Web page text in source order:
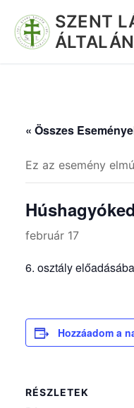
SZENT
« Összes
Ez az esemény
február 17
6. osztály
Hozzáadom a
RÉSZLETEK